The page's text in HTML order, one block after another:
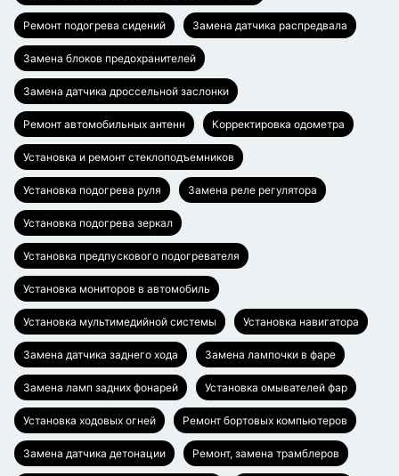
Ремонт подогрева сидений Замена датчика распредвала
Замена блоков предохранителей
Замена датчика дроссельной заслонки
Ремонт автомобильных антенн Корректировка одометра
Установка и ремонт стеклоподъемников
Установка подогрева руля Замена реле регулятора
Установка подогрева зеркал
Установка предпускового подогревателя
Установка мониторов в автомобиль
Установка мультимедийной системы Установка навигатора
Замена датчика заднего хода Замена лампочки в фаре
Замена ламп задних фонарей Установка омывателей фар
Установка ходовых огней Ремонт бортовых компьютеров
Замена датчика детонации Ремонт, замена трамблеров